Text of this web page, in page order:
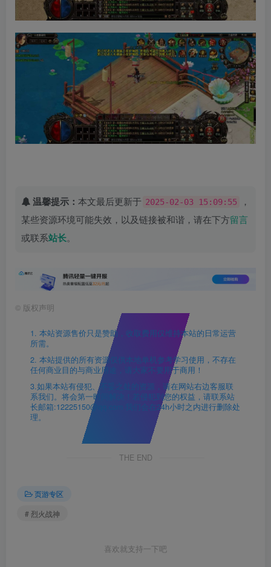
温馨提示： 本文最后更新于 2025-02-03 15:09:55
，
某些资源环境可能失效，以及链接被和谐，请在下方留言
或联系站长。
© 版权声明
1. 本站资源售价只是赞助，收取费用仅维持本站的日常运营
所需。
2. 本站提供的所有资源仅供本地单机参考学习使用，不存在
任何商业目的与商业用途，请大家不要用于商用！
3.如果本站有侵犯、不妥之处的资源，请在网站右边客服联
系我们。将会第一时间解决！若侵犯到您的权益，请联系站
长邮箱:12225150@qq.com 我们会在24h小时之内进行删除处
理。
THE END
页游专区
# 烈火战神
喜欢就支持一下吧